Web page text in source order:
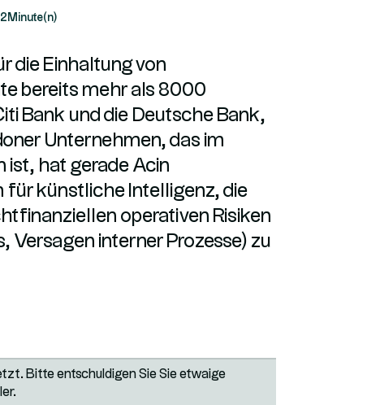
2 Minute(n)
die Einhaltung von
bereits mehr als 8000
Bank und die Deutsche Bank,
Unternehmen, das im
ist, hat gerade Acin
künstliche Intelligenz, die
operativen Risiken
Versagen interner Prozesse) zu
Bitte entschuldigen Sie Sie etwaige